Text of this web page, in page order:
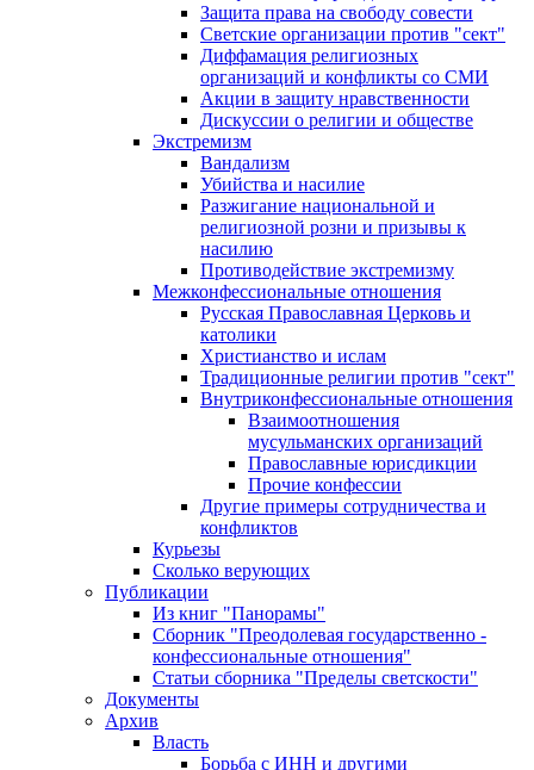
Защита права на свободу совести
Светские организации против "сект"
Диффамация религиозных
организаций и конфликты со СМИ
Акции в защиту нравственности
Дискуссии о религии и обществе
Экстремизм
Вандализм
Убийства и насилие
Разжигание национальной и
религиозной розни и призывы к
насилию
Противодействие экстремизму
Межконфессиональные отношения
Русская Православная Церковь и
католики
Христианство и ислам
Традиционные религии против "сект"
Внутриконфессиональные отношения
Взаимоотношения
мусульманских организаций
Православные юрисдикции
Прочие конфессии
Другие примеры сотрудничества и
конфликтов
Курьезы
Сколько верующих
Публикации
Из книг "Панорамы"
Сборник "Преодолевая государственно -
конфессиональные отношения"
Статьи сборника "Пределы светскости"
Документы
Архив
Власть
Борьба с ИНН и другими